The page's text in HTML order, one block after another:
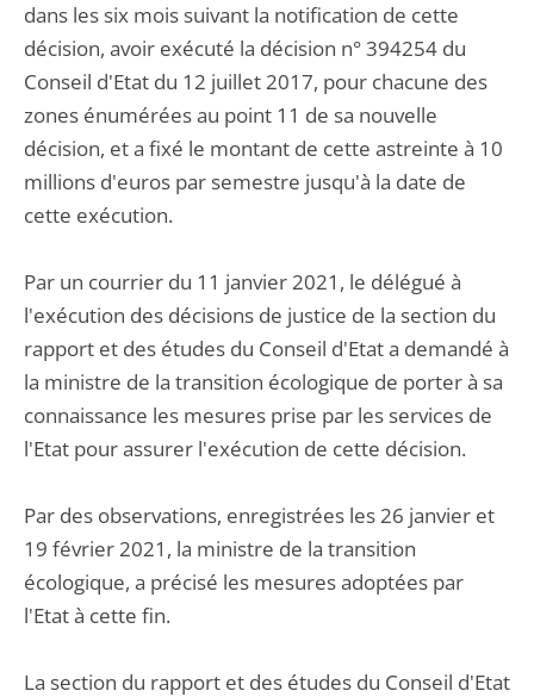
dans les six mois suivant la notification de cette
décision, avoir exécuté la décision n° 394254 du
Conseil d'Etat du 12 juillet 2017, pour chacune des
zones énumérées au point 11 de sa nouvelle
décision, et a fixé le montant de cette astreinte à 10
millions d'euros par semestre jusqu'à la date de
cette exécution.
Par un courrier du 11 janvier 2021, le délégué à
l'exécution des décisions de justice de la section du
rapport et des études du Conseil d'Etat a demandé à
la ministre de la transition écologique de porter à sa
connaissance les mesures prise par les services de
l'Etat pour assurer l'exécution de cette décision.
Par des observations, enregistrées les 26 janvier et
19 février 2021, la ministre de la transition
écologique, a précisé les mesures adoptées par
l'Etat à cette fin.
La section du rapport et des études du Conseil d'Etat